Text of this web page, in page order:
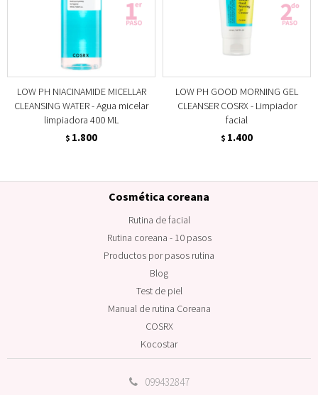
LOW PH NIACINAMIDE MICELLAR
CLEANSING WATER - Agua micelar
limpiadora 400 ML
$ 1.800
LOW PH GOOD MORNING GEL
CLEANSER COSRX - Limpiador
facial
$ 1.400
099432847
Cosmética coreana
Rutina de facial
Rutina coreana - 10 pasos
Productos por pasos rutina
Blog
Test de piel
Manual de rutina Coreana
COSRX
Kocostar